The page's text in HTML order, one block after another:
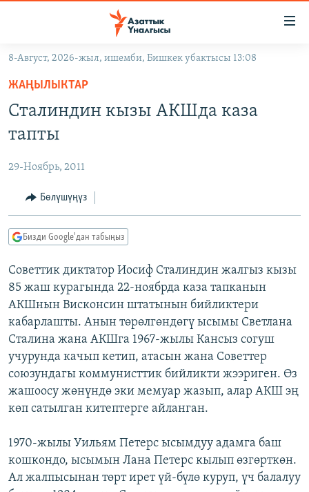
Навигацияга
өтүңүз
Издөөгө
салыңыз
ЭКОНОМИКА
МАДАНИЯТ
БОРБОР АЗИЯ
АТАЙЫН ИЛИКТӨӨ
ТВ ПРОГРАММАЛАР
ЭКСПЕРТТЕР ТАЛДАЙТ
БИЗ ЖАНА ДҮЙНӨ
ДАНИСТЕ
ЭЖЕ-СИҢДИЛЕР
ЫҢГАЙСЫЗ СУРООЛОР
ӨЗГӨЧӨ ПИКИР
Русский
ОНЛАЙН ШЕРИНЕ
ЭЕ/АРнун бардык сайттары
8-Август, 2026-жыл, ишемби, Бишкек убактысы 13:08
ЖАҢЫЛЫКТАР
Сталиндин кызы АКШда каза
тапты
29-Ноябрь, 2011
Бөлүшүңүз
Бизди Google'дан табыңыз
Советтик диктатор Иосиф Сталиндин жалгыз кызы
85 жаш курагында 22-ноябрда каза тапканын
АКШнын Висконсин штатынын бийликтери
кабарлашты. Анын төрөлгөндөгү ысымы Светлана
Сталина жана АКШга 1967-жылы Кансыз согуш
учурунда качып кетип, атасын жана Советтер
союзундагы коммунисттик бийликти жээриген. Өз
жашоосу жөнүндө эки мемуар жазып, алар АКШ эң
көп сатылган китептерге айланган.
1970-жылы Уильям Петерс ысымдуу адамга баш
кошкондо, ысымын Лана Петерс кылып өзгөрткөн.
Ал жалпысынан төрт ирет үй-бүлө куруп, үч балалуу